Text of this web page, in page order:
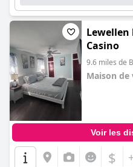
Lewellen
Casino
9.6 miles de
Maison de
Voir les
$